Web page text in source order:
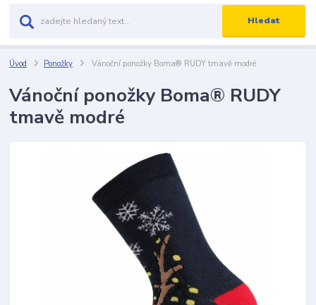
Hledat
Úvod Ponožky Vánoční ponožky Boma® RUDY tmavě modré
Vánoční ponožky Boma® RUDY
tmavě modré